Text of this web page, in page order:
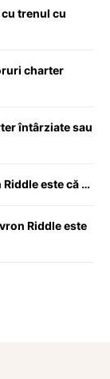
trenul cu
charter
întârziate sau
este că …
Riddle este